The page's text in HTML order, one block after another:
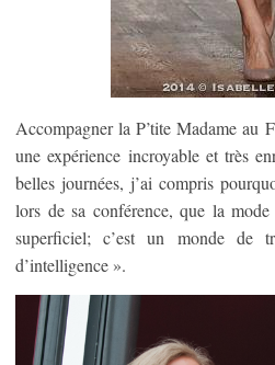
Accompagner la P’tite Madame au
une expérience incroyable et très
belles journées, j’ai compris
lors de sa conférence, que la
superficiel; c’est un monde de
d’intelligence ».